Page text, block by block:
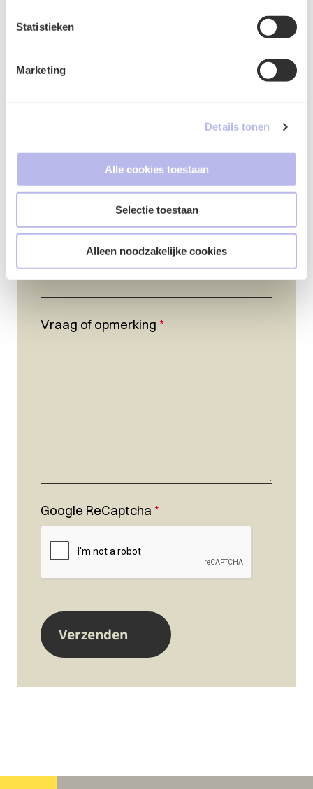
Statistieken
Marketing
Details tonen
Alle cookies toestaan
Selectie toestaan
Alleen noodzakelijke cookies
Naam
Vraag of opmerking *
Google ReCaptcha *